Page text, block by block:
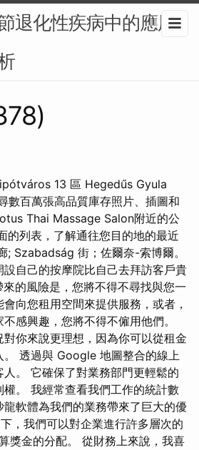
退化性疾病中的應用
13 區 Hegedűs Gyula
數百萬張高品質庫存照片、插圖和
Thai Massage Salon附近的公
的列表，了解通往您目的地的最近
; Szabadság 街；佐爾奈-索博爾。
自己的按摩院比自己去拜訪客戶貴
來的風險是，您將不得不尋找與您一
向您租用空間來提供服務，或者，
感興趣，您將不得不僱用他們。
你來說更理想，因為你可以從租金
。 透過與 Google 地圖整合的線上
。 它確保了對業務部門更輕鬆的
。 我經常查看我們工作的統計數
軟體為我們的業務帶來了巨大的優
，我們可以對企業進行許多層次的
獎金的分配。 從財務上來說，我喜